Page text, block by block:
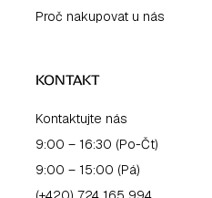
Proč nakupovat u nás
KONTAKT
Kontaktujte nás
9:00 – 16:30 (Po-Čt)
9:00 – 15:00 (Pá)